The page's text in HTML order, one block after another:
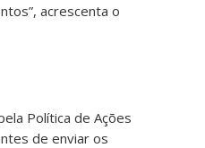
acrescenta o
Política de Ações
de enviar os